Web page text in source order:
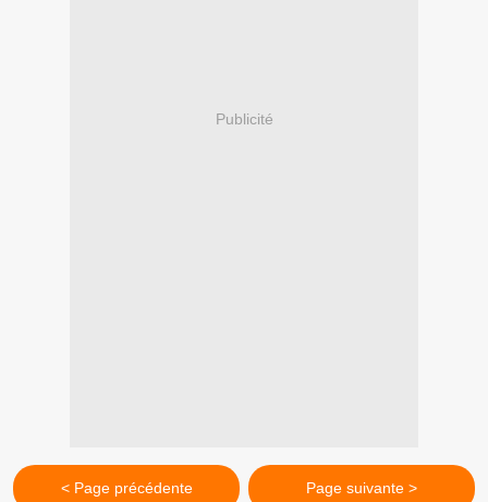
Publicité
< Page précédente Page suivante >